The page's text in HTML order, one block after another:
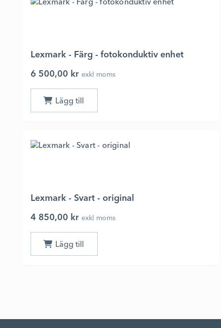
Lexmark - Färg - fotokonduktiv enhet
6 500,00 kr exkl moms
Lexmark - Svart - original
4 850,00 kr exkl moms